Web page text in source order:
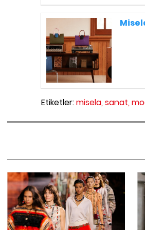
Etiketler:misela,sanat,